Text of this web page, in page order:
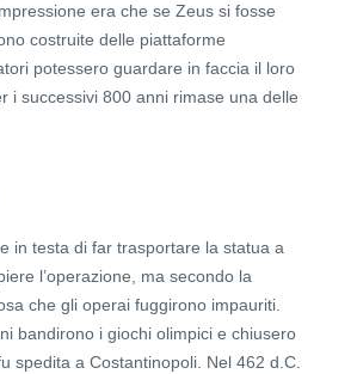
era che se Zeus si fosse
costruite delle piattaforme
potessero guardare in faccia il loro
i successivi 800 anni rimase una delle
in testa di far trasportare la statua a
l’operazione, ma secondo la
che gli operai fuggirono impauriti.
bandirono i giochi olimpici e chiusero
spedita a Costantinopoli. Nel 462 d.C.